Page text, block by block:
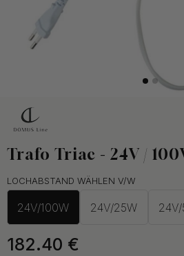
Trafo Triac - 24V /
LOCHABSTAND WÄHLEN V/W
24V/100W 24V/25W
182.40 €